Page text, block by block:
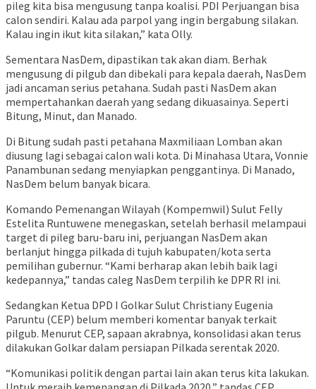
pileg kita bisa mengusung tanpa koalisi. PDI Perjuangan bisa
calon sendiri. Kalau ada parpol yang ingin bergabung silakan.
Kalau ingin ikut kita silakan,” kata Olly.
Sementara NasDem, dipastikan tak akan diam. Berhak
mengusung di pilgub dan dibekali para kepala daerah, NasDem
jadi ancaman serius petahana. Sudah pasti NasDem akan
mempertahankan daerah yang sedang dikuasainya. Seperti
Bitung, Minut, dan Manado.
Di Bitung sudah pasti petahana Maxmiliaan Lomban akan
diusung lagi sebagai calon wali kota. Di Minahasa Utara, Vonnie
Panambunan sedang menyiapkan penggantinya. Di Manado,
NasDem belum banyak bicara.
Komando Pemenangan Wilayah (Kompemwil) Sulut Felly
Estelita Runtuwene menegaskan, setelah berhasil melampaui
target di pileg baru-baru ini, perjuangan NasDem akan
berlanjut hingga pilkada di tujuh kabupaten/kota serta
pemilihan gubernur. “Kami berharap akan lebih baik lagi
kedepannya,” tandas caleg NasDem terpilih ke DPR RI ini.
Sedangkan Ketua DPD I Golkar Sulut Christiany Eugenia
Paruntu (CEP) belum memberi komentar banyak terkait
pilgub. Menurut CEP, sapaan akrabnya, konsolidasi akan terus
dilakukan Golkar dalam persiapan Pilkada serentak 2020.
“Komunikasi politik dengan partai lain akan terus kita lakukan.